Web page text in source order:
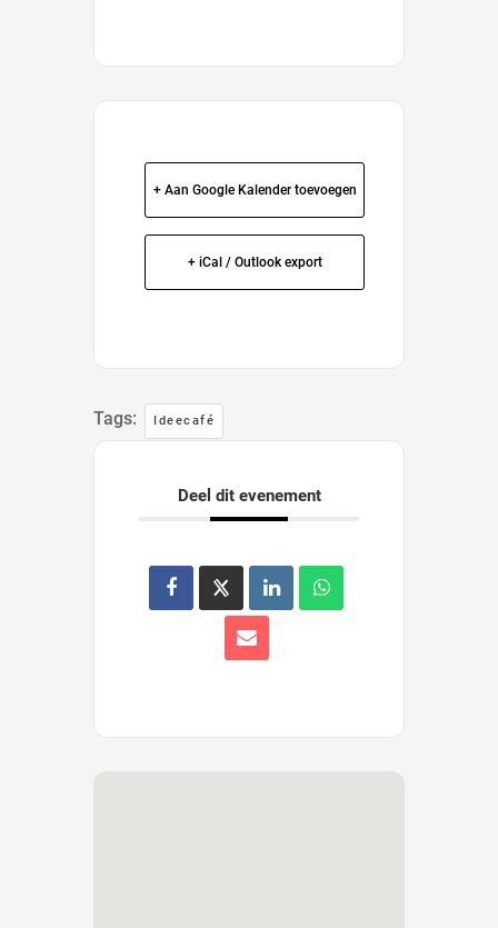
+ Aan Google Kalender toevoegen
+ iCal / Outlook export
Tags: Ideecafé
Deel dit evenement